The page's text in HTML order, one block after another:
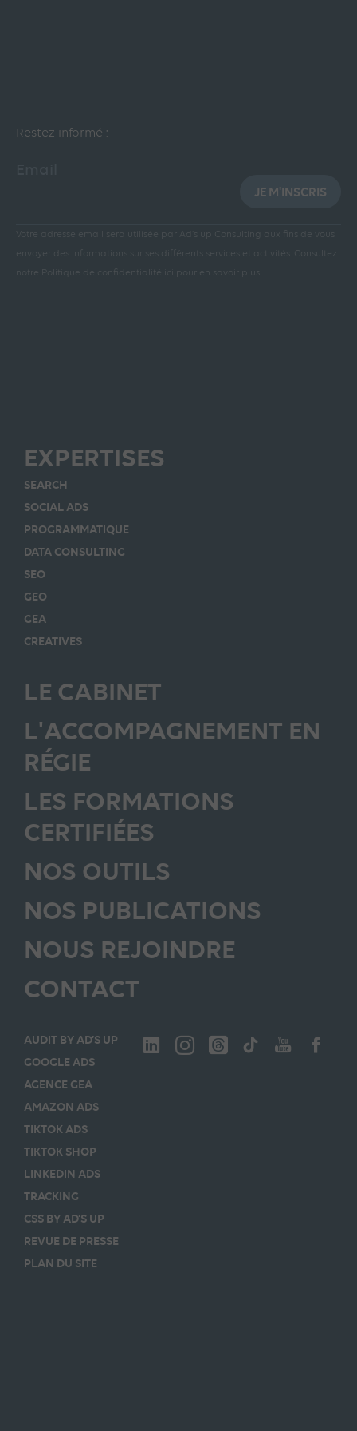
Restez informé :
JE M'INSCRIS
Votre adresse email sera utilisée par Ad’s up Consulting aux fins de vous
envoyer des informations sur ses différents services et activités.
Consultez
notre Politique de confidentialité ici pour en savoir plus
EXPERTISES
SEARCH
SOCIAL ADS
PROGRAMMATIQUE
DATA CONSULTING
SEO
GEO
GEA
CREATIVES
LE CABINET
L'ACCOMPAGNEMENT EN
RÉGIE
LES FORMATIONS
CERTIFIÉES
NOS OUTILS
NOS PUBLICATIONS
NOUS REJOINDRE
CONTACT
AUDIT BY AD’S UP
GOOGLE ADS
AGENCE GEA
AMAZON ADS
TIKTOK ADS
TIKTOK SHOP
LINKEDIN ADS
TRACKING
CSS BY AD’S UP
REVUE DE PRESSE
PLAN DU SITE